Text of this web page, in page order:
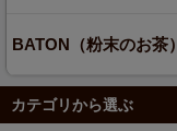
BATON（粉末のお茶）
カテゴリから選ぶ